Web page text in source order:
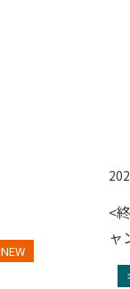
NEW
<
ャ